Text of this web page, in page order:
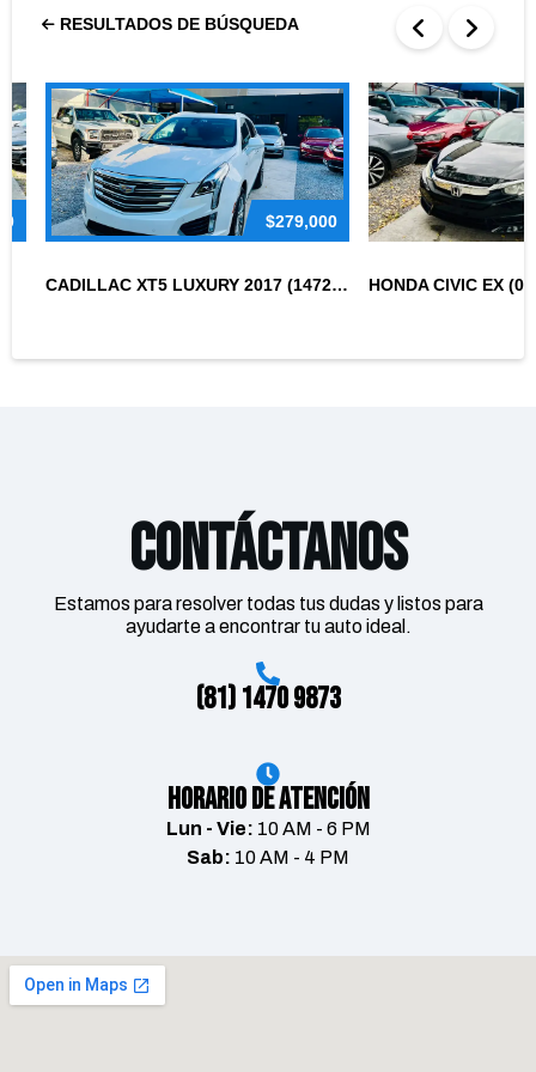
RESULTADOS DE BÚSQUEDA
$279,000
CADILLAC XT5 LUXURY 2017 (147271) HONDA CIVIC EX
Contáctanos
Estamos para resolver todas tus dudas y listos para
ayudarte a encontrar tu auto ideal.
(81) 1470 9873
Horario de Atención
Lun - Vie: 10 AM - 6 PM
Sab: 10 AM - 4 PM